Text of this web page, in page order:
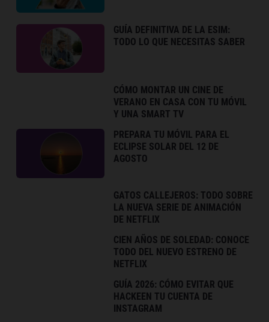
GUÍA DEFINITIVA DE LA ESIM:
TODO LO QUE NECESITAS SABER
CÓMO MONTAR UN CINE DE
VERANO EN CASA CON TU MÓVIL
Y UNA SMART TV
PREPARA TU MÓVIL PARA EL
ECLIPSE SOLAR DEL 12 DE
AGOSTO
GATOS CALLEJEROS: TODO SOBRE
LA NUEVA SERIE DE ANIMACIÓN
DE NETFLIX
CIEN AÑOS DE SOLEDAD: CONOCE
TODO DEL NUEVO ESTRENO DE
NETFLIX
GUÍA 2026: CÓMO EVITAR QUE
HACKEEN TU CUENTA DE
INSTAGRAM